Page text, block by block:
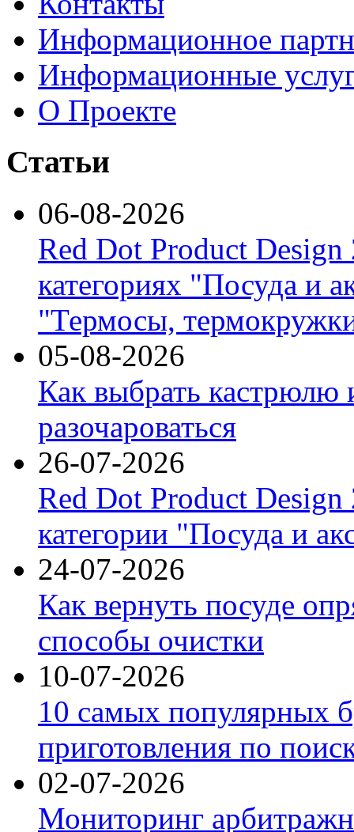
Информационное
Информационные
О Проекте
Статьи
06-08-2026
Red Dot Product Design
категориях "Посуда и
"Термосы,
05-08-2026
Как выбрать кастрюлю
разочароваться
26-07-2026
Red Dot Product Design
категории "Посуда и
24-07-2026
Как вернуть посуде
способы очистки
10-07-2026
10 самых популярных
приготовления по
02-07-2026
Мониторинг